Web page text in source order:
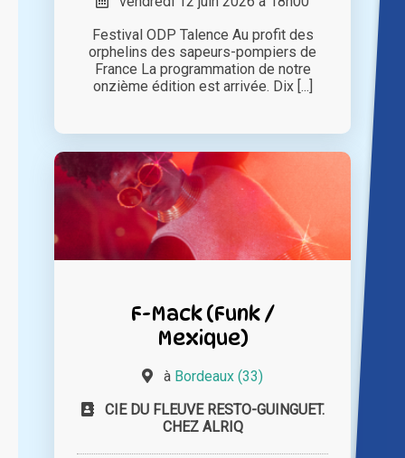
Festival ODP Talence Au profit des
orphelins des sapeurs-pompiers de
France La programmation de notre
onzième édition est arrivée. Dix [...]
F-Mack (Funk /
Mexique)
à Bordeaux (33)
CIE DU FLEUVE RESTO-GUINGUET.
CHEZ ALRIQ